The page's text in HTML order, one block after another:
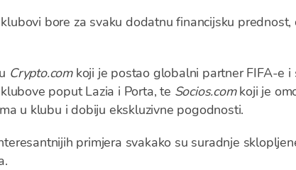
bore za svaku dodatnu financijsku
Crypto.comkoji je postao globalni partner FIFA-e i
poput Lazia i Porta, te Socios.comkoji je
u klubu i dobiju ekskluzivne pogodnosti.
primjera svakako su suradnje